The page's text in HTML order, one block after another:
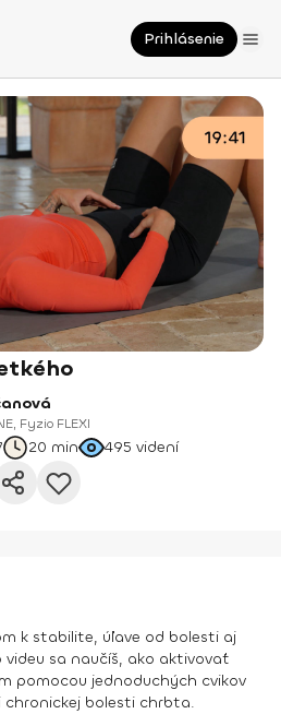
Prihlásenie
Fyzio FLEXI
20 min 495 videní
k stabilite, úľave od bolesti aj
sa naučíš, ako aktivovať
pomocou jednoduchých cvikov
bolesti chrbta.